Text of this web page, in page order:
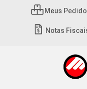
Meus
Notas